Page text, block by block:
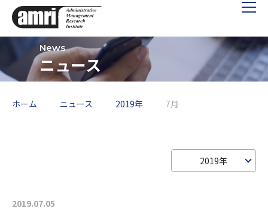
ニュース
ホーム ニュース 2019年 7月
2019年
2019.07.05